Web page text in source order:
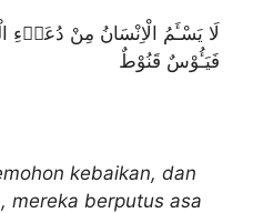
لَا يَسْـَٔمُ الْاِنْسَانُ مِنْ
فَيَـُٔوْسٌ قَنُوْطٌ
kebaikan, dan
mereka berputus asa